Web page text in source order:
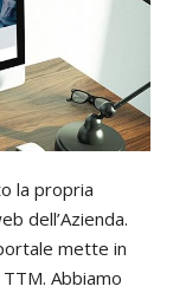
la propria
dell’Azienda.
mette in
Abbiamo